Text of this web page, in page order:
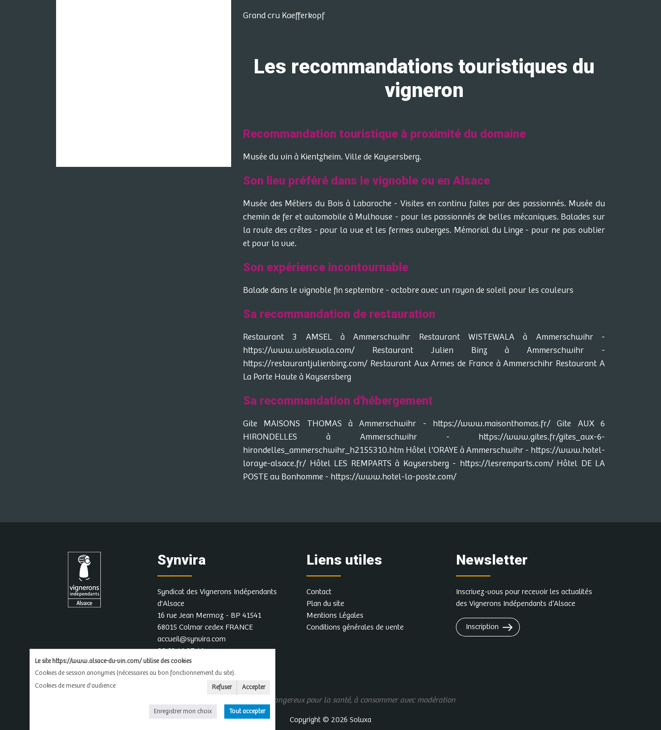
Grand cru Kaefferkopf
Les recommandations touristiques du
vigneron
Recommandation touristique à proximité du domaine
Musée du vin à Kientzheim. Ville de Kaysersberg.
Son lieu préféré dans le vignoble ou en Alsace
Musée des Métiers du Bois à Labaroche - Visites en continu faites par des passionnés. Musée du
chemin de fer et automobile à Mulhouse - pour les passionnés de belles mécaniques. Balades sur
la route des crêtes - pour la vue et les fermes auberges. Mémorial du Linge - pour ne pas oublier
et pour la vue.
Son expérience incontournable
Balade dans le vignoble fin septembre - octobre avec un rayon de soleil pour les couleurs
Sa recommandation de restauration
Restaurant 3 AMSEL à Ammerschwihr Restaurant WISTEWALA à Ammerschwihr -
https://www.wistewala.com/ Restaurant Julien Binz à Ammerschwihr -
https://restaurantjulienbinz.com/ Restaurant Aux Armes de France à Ammerschihr Restaurant A
La Porte Haute à Kaysersberg
Sa recommandation d'hébergement
Gite MAISONS THOMAS à Ammerschwihr - https://www.maisonthomas.fr/ Gite AUX 6
HIRONDELLES à Ammerschwihr - https://www.gites.fr/gites_aux-6-
hirondelles_ammerschwihr_h2155310.htm Hôtel l'ORAYE à Ammerschwihr - https://www.hotel-
loraye-alsace.fr/ Hôtel LES REMPARTS à Kaysersberg - https://lesremparts.com/ Hôtel DE LA
POSTE au Bonhomme - https://www.hotel-la-poste.com/
Synvira
Syndicat des Vignerons Indépendants
d'Alsace
16 rue Jean Mermoz - BP 41541
68015 Colmar cedex FRANCE
accueil@synvira.com
03 89 41 97 41
Liens utiles
Contact
Plan du site
Mentions Légales
Conditions générales de vente
Newsletter
Inscrivez-vous pour recevoir les actualités
des Vignerons Indépendants d’Alsace
Inscription
L'abus d'alcool est dangereux pour la santé, à consommer avec modération
Copyright © 2026 Soluxa
Le site https://www.alsace-du-vin.com/ utilise des cookies
Cookies de session anonymes (nécessaires au bon fonctionnement du site).
Cookies de mesure d'audience
Refuser Accepter
Enregistrer mon choix Tout accepter